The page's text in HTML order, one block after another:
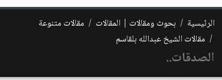
الرئيسية بحوث ومقالات | المقالات
مقالات متنوعة
مقالات الشيخ عبدالله بلقاسم
الصدقات..